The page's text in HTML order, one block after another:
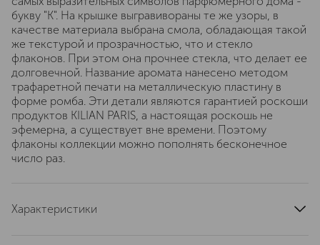
букву "К". На крышке выгравивораны те же узоры, в
качестве материала выбрана смола, обладающая такой
же текстурой и прозрачностью, что и стекло
флаконов. При этом она прочнее стекла, что делает ее
долговечной. Название аромата нанесено методом
трафаретной печати на металлическую пластину в
форме ромба. Эти детали являются гарантией роскоши
продуктов KILIAN PARIS, а настоящая роскошь не
эфемерна, а существует вне времени. Поэтому
флаконы коллекции можно пополнять бесконечное
число раз.
Характеристики